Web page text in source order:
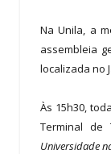
Na Unila, a
assembleia
localizada no
Às 15h30,
Terminal de
Universidade